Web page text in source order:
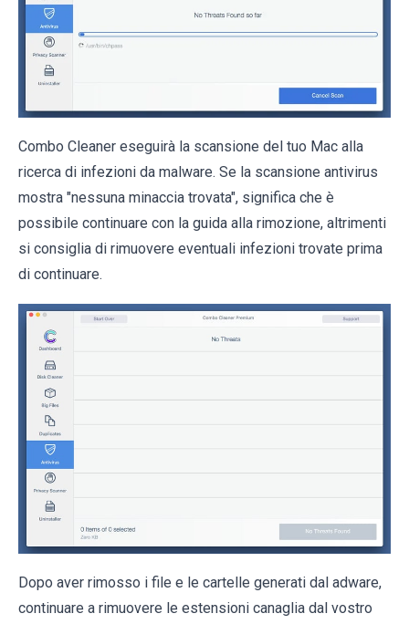
Combo Cleaner eseguirà la scansione del tuo Mac alla
ricerca di infezioni da malware. Se la scansione antivirus
mostra "nessuna minaccia trovata", significa che è
possibile continuare con la guida alla rimozione, altrimenti
si consiglia di rimuovere eventuali infezioni trovate prima
di continuare.
Dopo aver rimosso i file e le cartelle generati dal adware,
continuare a rimuovere le estensioni canaglia dal vostro